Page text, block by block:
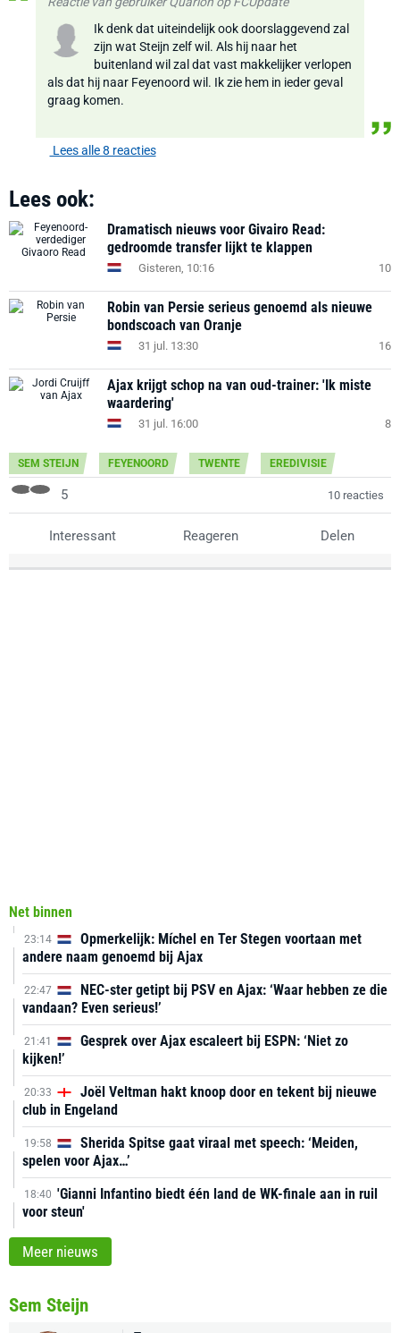
Ik denk dat uiteindelijk ook doorslaggevend zal
zijn wat Steijn zelf wil. Als hij naar het
buitenland wil zal dat vast makkelijker verlopen
als dat hij naar Feyenoord wil. Ik zie hem in ieder geval
graag komen.
Lees alle 8 reacties
Lees ook:
Dramatisch nieuws voor Givairo Read:
gedroomde transfer lijkt te klappen
Gisteren, 10:16 10
Robin van Persie serieus genoemd als nieuwe
bondscoach van Oranje
31 jul. 13:30 16
Ajax krijgt schop na van oud-trainer: 'Ik miste
waardering'
31 jul. 16:00 8
SEM STEIJN FEYENOORD TWENTE EREDIVISIE
5 10 reacties
Interessant Reageren Delen
Net binnen
23:14
Opmerkelijk: Míchel en Ter Stegen voortaan met
andere naam genoemd bij Ajax
22:47
NEC-ster getipt bij PSV en Ajax: ‘Waar hebben ze die
vandaan? Even serieus!’
21:41
Gesprek over Ajax escaleert bij ESPN: ‘Niet zo
kijken!’
20:33
Joël Veltman hakt knoop door en tekent bij nieuwe
club in Engeland
19:58
Sherida Spitse gaat viraal met speech: ‘Meiden,
spelen voor Ajax…’
18:40 'Gianni Infantino biedt één land de WK-finale aan in ruil
voor steun'
Meer nieuws
Sem Steijn